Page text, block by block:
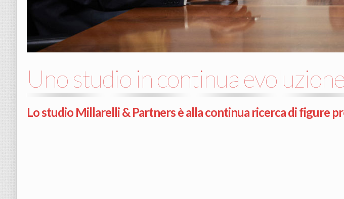
Uno studio in continua
Lo studio Millarelli & Partners è alla continua ricerca di figure